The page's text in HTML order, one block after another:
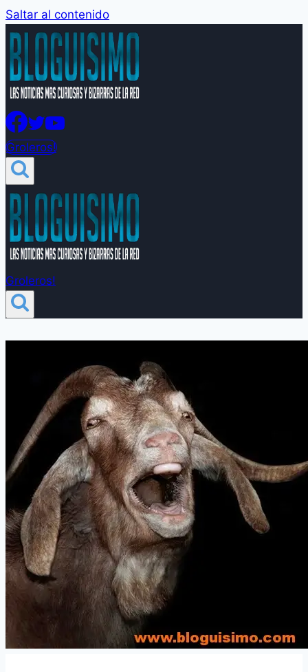
Saltar al contenido
Groleros!
Groleros!